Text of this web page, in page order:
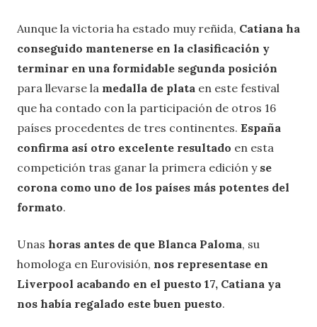
Aunque la victoria ha estado muy reñida, Catiana ha
conseguido mantenerse en la clasificación y
terminar en una formidable segunda posición
para llevarse la medalla de plata en este festival
que ha contado con la participación de otros 16
países procedentes de tres continentes. España
confirma así otro excelente resultado en esta
competición tras ganar la primera edición y se
corona como uno de los países más potentes del
formato.
Unas horas antes de que Blanca Paloma, su
homologa en Eurovisión, nos representase en
Liverpool acabando en el puesto 17, Catiana ya
nos había regalado este buen puesto.